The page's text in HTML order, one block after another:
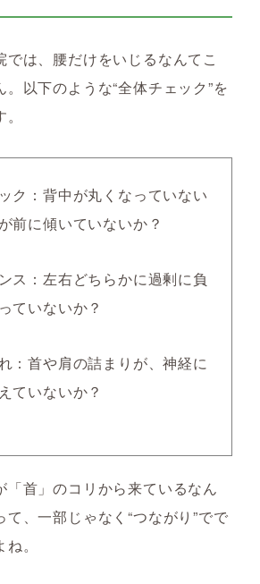
では、腰だけをいじるなんてこ
以下のような“全体チェック”を
ク：背中が丸くなっていない
前に傾いていないか？
ス：左右どちらかに過剰に負
ていないか？
：首や肩の詰まりが、神経に
ていないか？
「首」のコリから来ているなん
、一部じゃなく“つながり”でで
。